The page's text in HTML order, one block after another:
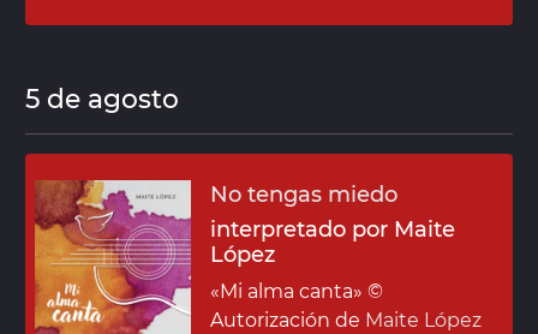
5 de agosto
No tengas miedo
interpretado por Maite
López
«Mi alma canta» ©
Autorización de Maite López